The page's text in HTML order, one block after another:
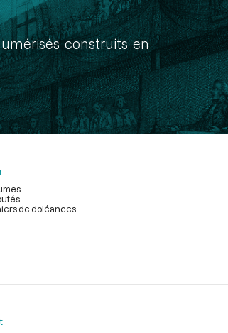
construits en
de doléances